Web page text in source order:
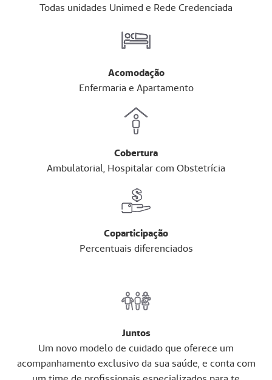
Todas unidades Unimed e Rede Credenciada
Acomodação
Enfermaria e Apartamento
Cobertura
Ambulatorial, Hospitalar com Obstetrícia
Coparticipação
Percentuais diferenciados
Juntos
Um novo modelo de cuidado que oferece um
acompanhamento exclusivo da sua saúde, e conta com